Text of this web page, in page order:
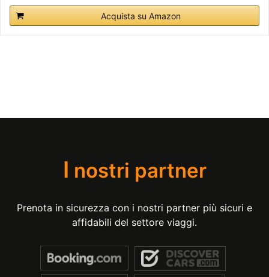
Acquista su Amazon
I nostri partner
Prenota in sicurezza con i nostri partner più sicuri e
affidabili del settore viaggi.